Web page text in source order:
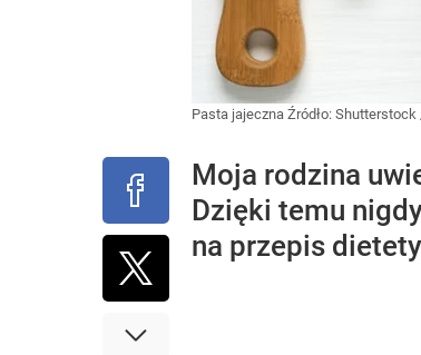
Pasta jajeczna Źródło: Shutterstock
Moja rodzina
Dzięki temu
na przepis